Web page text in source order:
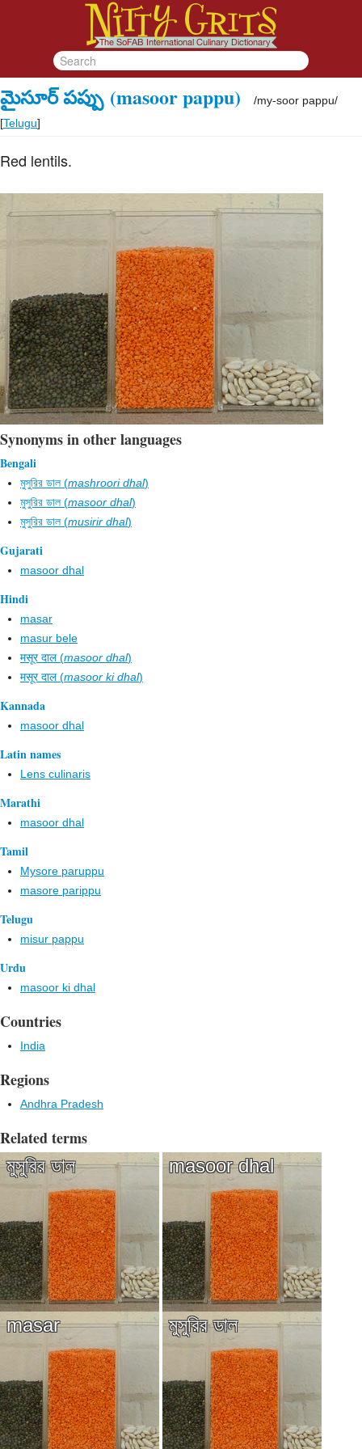
మైసూర్ పప్పు (masoor pappu) /my-soor pappu/
[Telugu]
Red lentils.
Synonyms in other languages
Bengali
মুসুরির ডাল (mashroori dhal)
মুসুরির ডাল (masoor dhal)
মুসুরির ডাল (musirir dhal)
Gujarati
masoor dhal
Hindi
masar
masur bele
मसूर दाल (masoor dhal)
मसूर दाल (masoor ki dhal)
Kannada
masoor dhal
Latin names
Lens culinaris
Marathi
masoor dhal
Tamil
Mysore paruppu
masore parippu
Telugu
misur pappu
Urdu
masoor ki dhal
Countries
India
Regions
Andhra Pradesh
Related terms
মুসুরির ডাল masoor dhal
masar মুসুরির ডাল